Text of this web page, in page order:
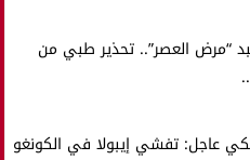
“مرض العصر”.. تحذير طبي من
عاجل: تفشي إيبولا في الكونغو